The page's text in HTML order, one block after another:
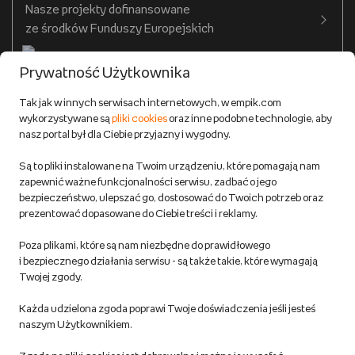
Warunki dostawy do salonów Empik
Zwroty
Reklamacje
Regulamin empik.com
Pozostałe Regulaminy Empiku
Polityka prywatności empik.com
produktów niebezpiecznych
Do 100 zł na pierwsze zakupy w aplikacji. Pobierz i
korzystaj z kodów zniżkowych.Dowiedz się więcej
Nasze projekty dofinansowane
ze środków Funduszy Europejskich
Prywatność Użytkownika
Tak jak w innych serwisach internetowych, w empik.com
wykorzystywane sąpliki cookiesoraz inne podobne technologie, aby
nasz portal był dla Ciebie przyjazny i wygodny.
Są to pliki instalowane na Twoim urządzeniu, które pomagają nam
zapewnić ważne funkcjonalności serwisu, zadbać o jego
bezpieczeństwo, ulepszać go, dostosować do Twoich potrzeb oraz
prezentować dopasowane do Ciebie treści i reklamy.
Poza plikami, które są nam niezbędne do prawidłowego
i bezpiecznego działania serwisu - są także takie, które wymagają
Twojej zgody.
Każda udzielona zgoda poprawi Twoje doświadczenia jeśli jesteś
naszym Użytkownikiem.